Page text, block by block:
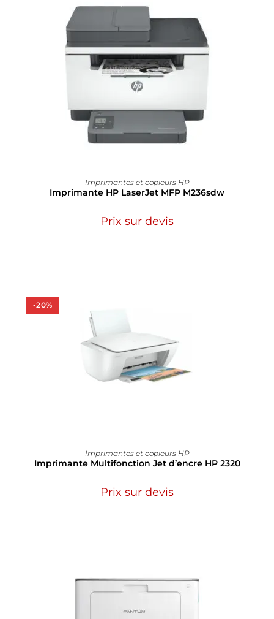
Imprimantes et copieurs HP
Imprimante HP LaserJet MFP M236sdw
Prix sur devis
-20%
Imprimantes et copieurs HP
Imprimante Multifonction Jet d’encre HP 2320
Prix sur devis